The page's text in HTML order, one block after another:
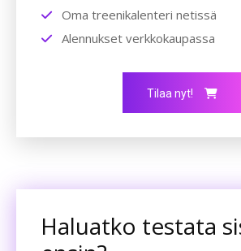
Oma treenikalenteri netissä
Alennukset verkkokaupassa
Tilaa nyt!
Haluatko testata